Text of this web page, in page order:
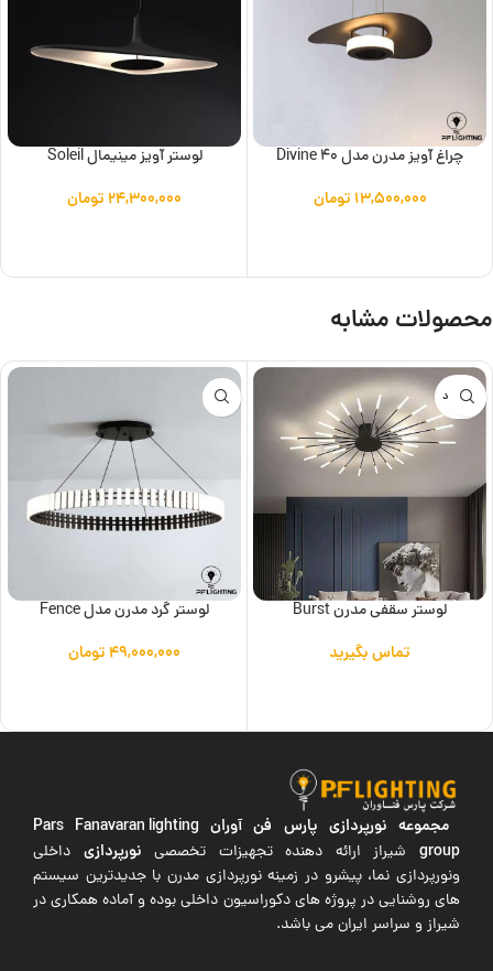
چراغ آویز مدرن مدل Divine 40
۱۳,۵۰۰,۰۰۰ تومان
لوستر آویز مینیمال Soleil
۲۴,۳۰۰,۰۰۰تومان
محصولات مشابه
ناموجود
لوستر سقفی مدرن Burst
تماس بگیرید
لوستر گرد مدرن مدل Fence
۴۹,۰۰۰,۰۰۰تومان
مجموعه نورپردازی پارس فن آوران Pars Fanavaran lighting
groupشیراز ارائه دهنده تجهیزات تخصصی نورپردازی داخلی
ونورپردازی نما، پیشرو در زمینه نورپردازی مدرن با جدیدترین سیستم
های روشنایی در پروژه های دکوراسیون داخلی بوده و آماده همکاری در
شیراز و سراسر ایران می باشد.